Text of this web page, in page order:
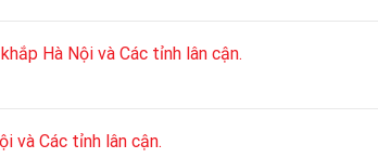
Hà Nội và Các tỉnh lân cận.
và Các tỉnh lân cận.